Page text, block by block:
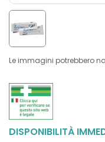
Le immagini potrebbero
DISPONIBILITÀ